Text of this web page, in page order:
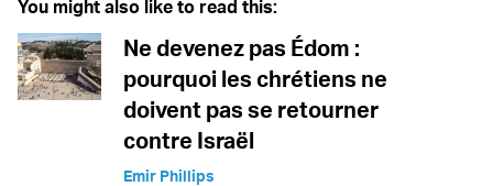
You might also like to read this:
Ne devenez pas Édom :
pourquoi les chrétiens ne
doivent pas se retourner
contre Israël
Emir Phillips